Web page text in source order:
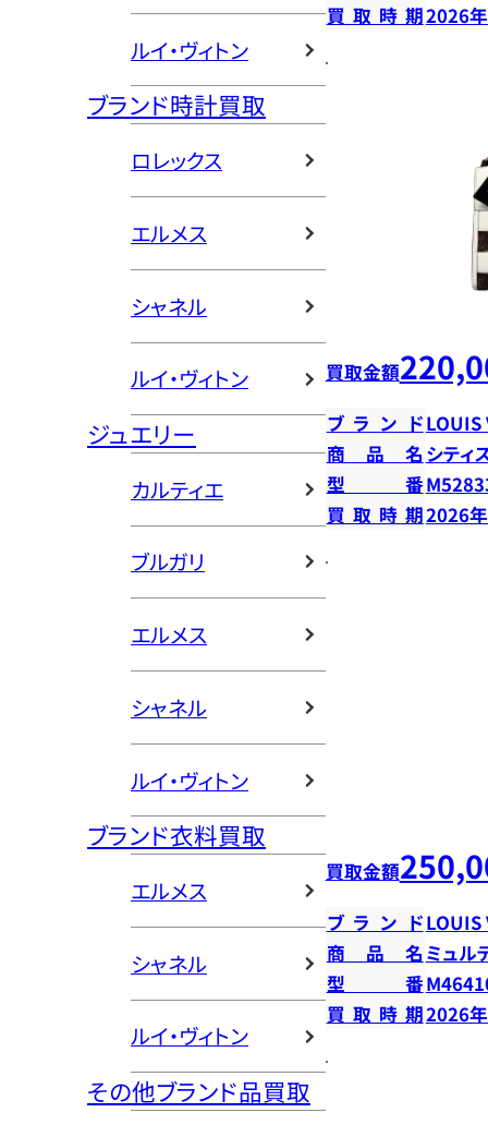
ルイ・ヴィトン
ブランド時計買取
ロレックス
エルメス
シャネル
ルイ・ヴィトン
ジュエリー
カルティエ
ブルガリ
エルメス
シャネル
ルイ・ヴィトン
ブランド衣料買取
エルメス
シャネル
ルイ・ヴィトン
その他ブランド品買取
買取時期2026
買取金額
ブランドLOUIS
商品名 シティ
型番
買取時期2026
買取金額
ブランドLOUIS
商品名 ミュル
型番
買取時期2026